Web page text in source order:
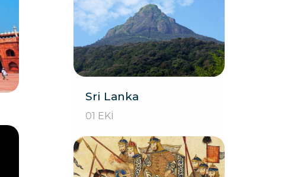
Sri Lanka
01 EKI